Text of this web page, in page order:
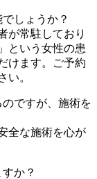
しょうか？
が常駐しており
という女性の患
けます。ご予約
い。
ですが、施術を
全な施術を心が
か？